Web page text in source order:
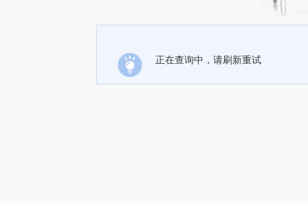
正在查询中，请刷新重试